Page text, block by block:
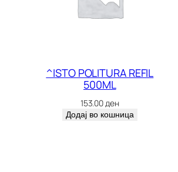
^ISTO POLITURA REFIL
500ML
153.00 ден
Додај во кошница